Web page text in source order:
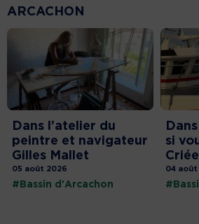
ARCACHON
Dans l’atelier du
peintre et navigateur
Gilles Mallet
05 août 2026
#Bassin d'Arcachon
si
04 août